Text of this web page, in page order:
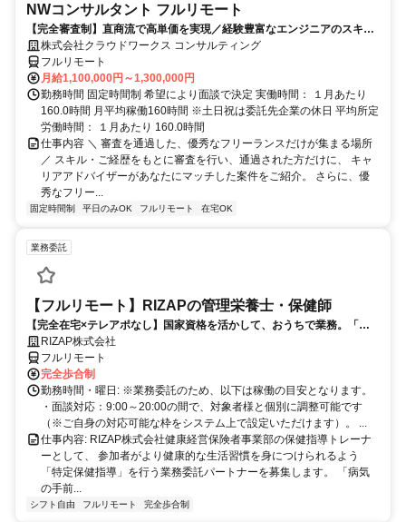
NWコンサルタント フルリモート
【完全審査制】直商流で高単価を実現／経験豊富なエンジニアのスキル
に合致した案件を多数保有
株式会社クラウドワークス コンサルティング
フルリモート
月給1,100,000円～1,300,000円
勤務時間 固定時間制 希望により面談で決定 実働時間： １月あたり
160.0時間 月平均稼働160時間 ※土日祝は委託先企業の休日 平均所定
労働時間： １月あたり 160.0時間
仕事内容 ＼ 審査を通過した、優秀なフリーランスだけが集まる場所
／ スキル・ご経歴をもとに審査を行い、通過された方だけに、 キャ
リアアドバイザーがあなたにマッチした案件をご紹介。 さらに、優
秀なフリー...
固定時間制 平日のみOK フルリモート 在宅OK
業務委託
【フルリモート】RIZAPの管理栄養士・保健師
【完全在宅×テレアポなし】国家資格を活かして、おうちで業務。「も
う一つの安心」を。主婦・Wワーカー活躍中！「平日の日中だけ」「夕
方以降の数時間だけ」など、生活リズムに合わせた時間調整が可能で
す。1件ごとの成果報酬型だから、頑張った分だけ手応えのある収入
に。充実のサポート体制で、安心の在宅ワークを始めませんか？
RIZAP株式会社
フルリモート
完全歩合制
勤務時間・曜日: ※業務委託のため、以下は稼働の目安となります。
・面談対応：9:00～20:00の間で、対象者様と個別に調整可能です
（※ご自身の対応可能な枠をシステム上で設定いただけます）。 ...
仕事内容: RIZAP株式会社健康経営保険者事業部の保健指導トレーナ
ーとして、 参加者がより健康的な生活習慣を身につけられるよう
「特定保健指導」を行う業務委託パートナーを募集します。 「病気
の手前...
シフト自由 フルリモート 完全歩合制